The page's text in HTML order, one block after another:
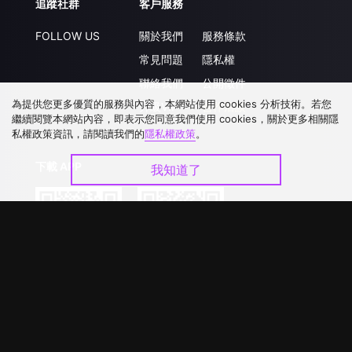
追蹤社群
FOLLOW US
客戶服務
關於我們
常見問題
聯絡我們
升級VIP
服務條款
隱私權
公開徵件
合作洽談
為提供您更多優質的服務與內容，本網站使用 cookies 分析技術。若您
繼續閱覽本網站內容，即表示您同意我們使用 cookies，關於更多相關隱
私權政策資訊，請閱讀我們的隱私權政策。
我知道了